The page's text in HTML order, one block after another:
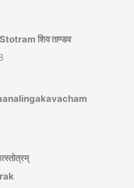
शिव ताण्डव